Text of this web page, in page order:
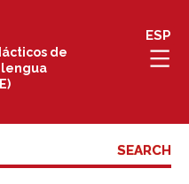
de
lengua
ESP